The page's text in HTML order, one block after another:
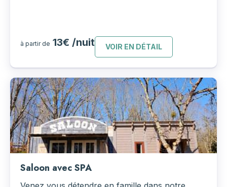
à partir de 13€ /nuit VOIR EN DÉTAIL
Saloon avec SPA